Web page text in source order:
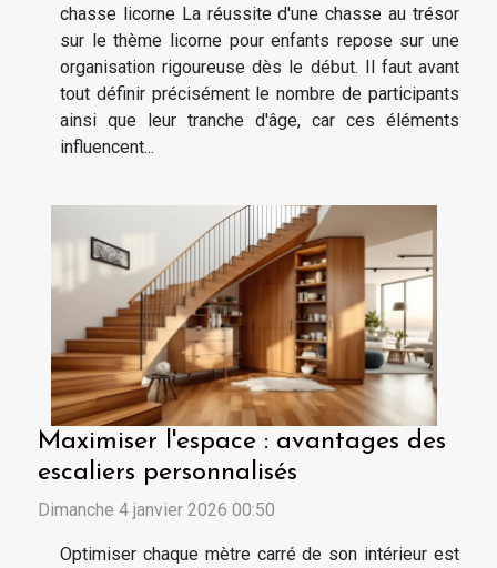
chasse licorne La réussite d'une chasse au trésor
sur le thème licorne pour enfants repose sur une
organisation rigoureuse dès le début. Il faut avant
tout définir précisément le nombre de participants
ainsi que leur tranche d'âge, car ces éléments
influencent...
Maximiser l'espace : avantages des
escaliers personnalisés
Dimanche 4 janvier 2026 00:50
Optimiser chaque mètre carré de son intérieur est